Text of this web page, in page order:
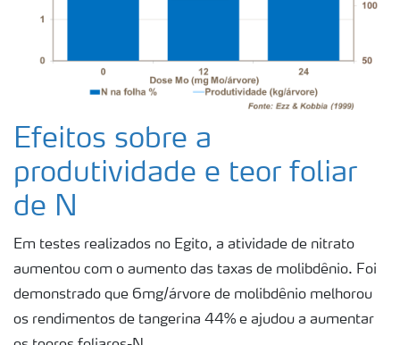
Efeitos sobre a
produtividade e teor foliar
de N
Em testes realizados no Egito, a atividade de nitrato
aumentou com o aumento das taxas de molibdênio. Foi
demonstrado que 6mg/árvore de molibdênio melhorou
os rendimentos de tangerina 44% e ajudou a aumentar